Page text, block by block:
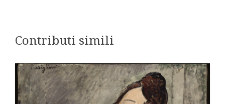
Contributi simili